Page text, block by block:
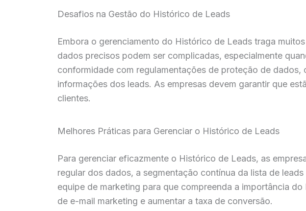
Desafios na Gestão do Histórico de Leads
Embora o gerenciamento do Histórico de Leads traga
dados precisos podem ser complicadas, especialmente
conformidade com regulamentações de proteção de
informações dos leads. As empresas devem garantir que
clientes.
Melhores Práticas para Gerenciar o Histórico de Leads
Para gerenciar eficazmente o Histórico de Leads, as
regular dos dados, a segmentação contínua da lista de
equipe de marketing para que compreenda a importância
de e-mail marketing e aumentar a taxa de conversão.